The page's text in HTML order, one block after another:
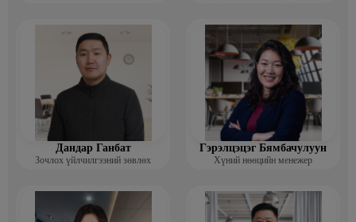
Дандар Ганбат
Зочлох үйлчилгээний зөвлөх
Гэрэлцэцэг Бямбачулуун
Хүний нөөцийн менежер